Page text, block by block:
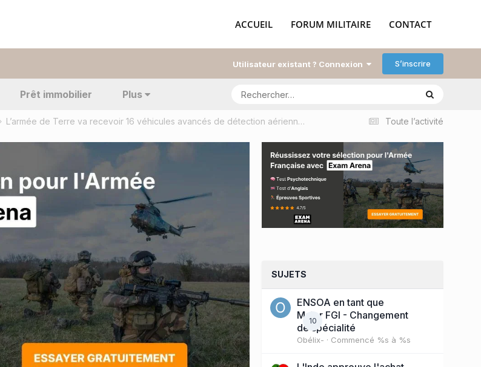
ACCUEIL FORUM MILITAIRE CONTACT
Utilisateur existant ? Connexion S’inscrire
Prêt immobilier Plus
Toute l’activité
L’armée de Terre va recevoir 16 véhicules avancés de détection aérienne dotés du radar Giraffe de Saab
SUJETS
10
ENSOA en tant que
Major FGI - Changement
de spécialité
Obélix- · Commencé %s à %s